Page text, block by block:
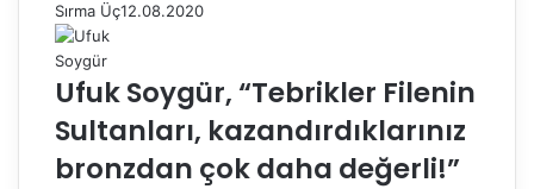
Sırma Üç12.08.2020
Ufuk Soygür, “Tebrikler Filenin
Sultanları, kazandırdıklarınız
bronzdan çok daha değerli!”